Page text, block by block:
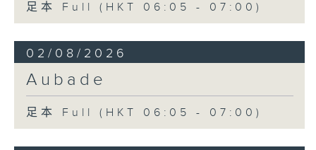
足本 Full (HKT 06:05 - 07:00)
02/08/2026
Aubade
足本 Full (HKT 06:05 - 07:00)